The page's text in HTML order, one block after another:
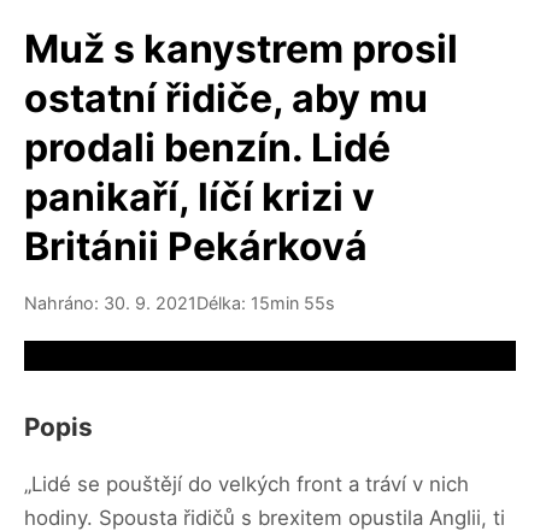
Muž s kanystrem prosil
ostatní řidiče, aby mu
prodali benzín. Lidé
panikaří, líčí krizi v
Británii Pekárková
Nahráno: 30. 9. 2021Délka: 15min 55s
Popis
„Lidé se pouštějí do velkých front a tráví v nich
hodiny. Spousta řidičů s brexitem opustila Anglii, ti